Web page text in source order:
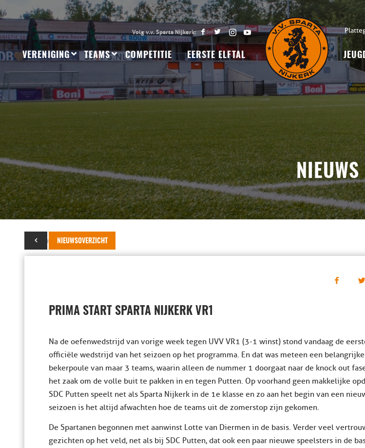
VERENIGING TEAMS COMPETITIE EERSTE ELFTAL
NIEUWS
NIEUWSOVERZICHT
30 augustus 2025
PRIMA START SPARTA NIJKERK VR1
Na de oefenwedstrijd van vorige week tegen UVV VR1 (3-1 winst) stond vandaag de
officiële wedstrijd van het seizoen op het programma. En dat was meteen een
bekerpoule van maar 3 teams, waarin alleen de nummer 1 doorgaat naar de knock out
het zaak om de volle buit te pakken in en tegen Putten. Op voorhand geen makkelijke
SDC Putten speelt net als Sparta Nijkerk in de 1e klasse en zo aan het begin van een
seizoen is het altijd afwachten hoe de teams uit de zomerstop zijn gekomen.
De Spartanen begonnen met aanwinst Lotte van Diermen in de basis. Verder veel
gezichten op het veld, net als bij SDC Putten, dat ook een paar nieuwe speelsters in de